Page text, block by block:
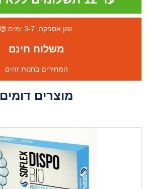
זמן אספקה: 3-7 ימים
משלוח חינם
המחירים בחנות זהים
מוצרים דומים